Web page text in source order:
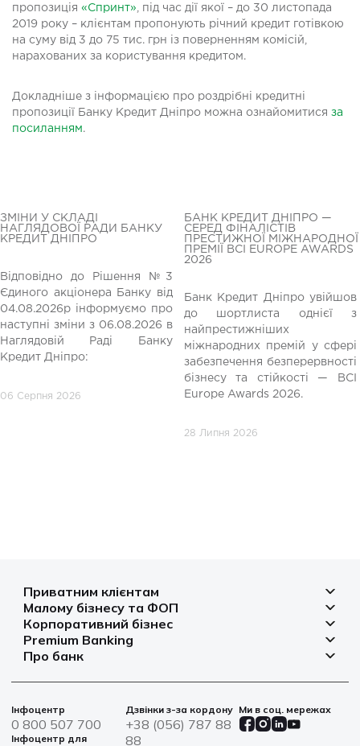
пропозиція «Спринт» , під час дії якої – до 30 листопада
2019 року – клієнтам пропонують річний кредит готівкою
на суму від 3 до 75 тис. грн із поверненням комісій,
нарахованих за користування кредитом.
Докладніше з інформацією про роздрібні кредитні
пропозиції Банку Кредит Дніпро можна ознайомитися за
посиланням.
ЗМІНИ У СКЛАДІ
НАГЛЯДОВОЇ РАДИ БАНКУ
КРЕДИТ ДНІПРО
Відповідно до Рішення №3
Єдиного акціонера Банку від
04.08.2026р інформуємо про
наступні зміни з 06.08.2026 в
Наглядовій Раді Банку
Кредит Дніпро:
06 Серпня 2026
БАНК КРЕДИТ ДНІПРО —
СЕРЕД ФІНАЛІСТІВ
ПРЕСТИЖНОЇ МІЖНАРОДНОЇ
ПРЕМІЇ BCI EUROPE AWARDS
2026
Банк Кредит Дніпро увійшов
до шортлиста однієї з
найпрестижніших
міжнародних премій у сфері
забезпечення безперервності
бізнесу та стійкості — BCI
Europe Awards 2026.
28 Липня 2026
Приватним клієнтам
Депозити
Кредити
Платіжні картки
Платежі
Іпотека
Страхування
Малому бізнесу та ФОП
Рахунок для бізнесу
Фінансування
Овердрафт
Корпоративний бізнес
Рахунки і платежі
Депозити
Агробізнес
Цінні папери
Premium Banking
Депозити
Платіжні картки
Банківські сейфи
Військові облігації
Про банк
Новини
Інфоцентр
0 800 507 700
Інфоцентр для
Дзвінки з-за кордону
+38 (056) 787 88
88
Ми в соц. мережах